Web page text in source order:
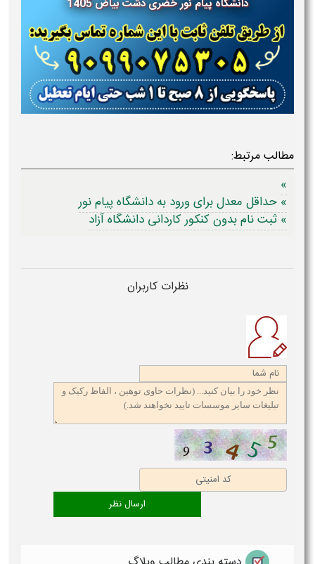
دانشگاه پیام نورخضری دشت بیاض 1405
مطالب مرتبط:
»
» حداقل معدل برای ورود به دانشگاه پیام نور
» ثبت نام بدون کنکور کاردانی دانشگاه آزاد
نظرات کاربران